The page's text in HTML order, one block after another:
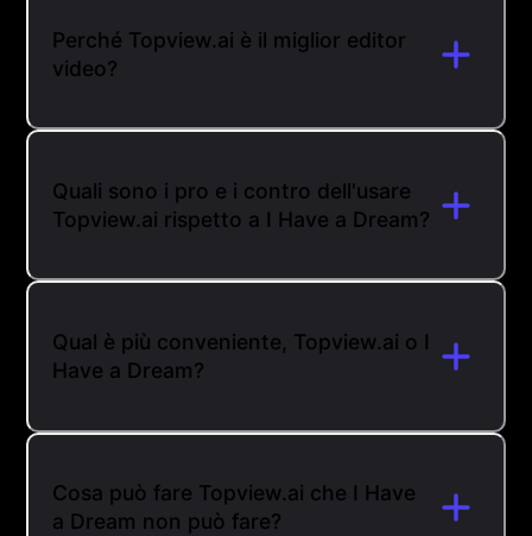
Perché Topview.ai è il miglior editor
video?
Quali sono i pro e i contro dell'usare
Topview.ai rispetto a I Have a Dream?
Qual è più conveniente, Topview.ai o I
Have a Dream?
Cosa può fare Topview.ai che I Have
a Dream non può fare?